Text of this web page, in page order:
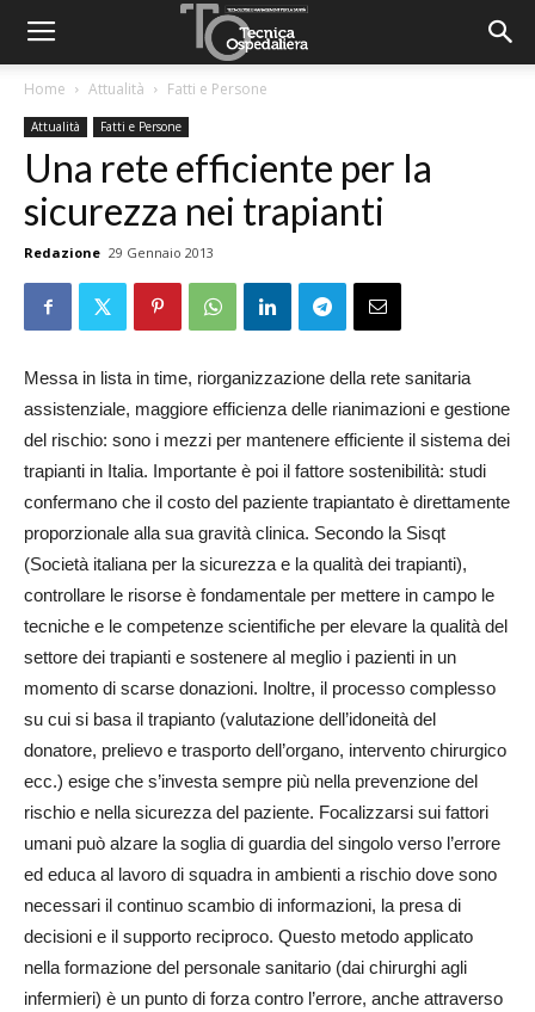
Home Attualità Fatti e Persone
Attualità Fatti e Persone
Una rete efficiente per la
sicurezza nei trapianti
Redazione 29 Gennaio 2013
Messa in lista in time, riorganizzazione della rete sanitaria
assistenziale, maggiore efficienza delle rianimazioni e gestione
del rischio: sono i mezzi per mantenere efficiente il sistema dei
trapianti in Italia. Importante è poi il fattore sostenibilità: studi
confermano che il costo del paziente trapiantato è direttamente
proporzionale alla sua gravità clinica. Secondo la Sisqt
(Società italiana per la sicurezza e la qualità dei trapianti),
controllare le risorse è fondamentale per mettere in campo le
tecniche e le competenze scientifiche per elevare la qualità del
settore dei trapianti e sostenere al meglio i pazienti in un
momento di scarse donazioni. Inoltre, il processo complesso
su cui si basa il trapianto (valutazione dell’idoneità del
donatore, prelievo e trasporto dell’organo, intervento chirurgico
ecc.) esige che s’investa sempre più nella prevenzione del
rischio e nella sicurezza del paziente. Focalizzarsi sui fattori
umani può alzare la soglia di guardia del singolo verso l’errore
ed educa al lavoro di squadra in ambienti a rischio dove sono
necessari il continuo scambio di informazioni, la presa di
decisioni e il supporto reciproco. Questo metodo applicato
nella formazione del personale sanitario (dai chirurghi agli
infermieri) è un punto di forza contro l’errore, anche attraverso